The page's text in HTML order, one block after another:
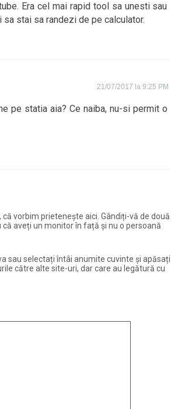
Era cel mai rapid tool sa unesti sau
stai sa randezi de pe calculator.
21/07/2017 la 9:25 PM
pe statia aia? Ce naiba, nu-si permit o
vorbim prietenește aici. Gândiți-vă de două
aveți un monitor în față și nu o persoană
sau selectați întâi anumite cuvinte și apăsați
către alte site-uri, dar care au legătură cu